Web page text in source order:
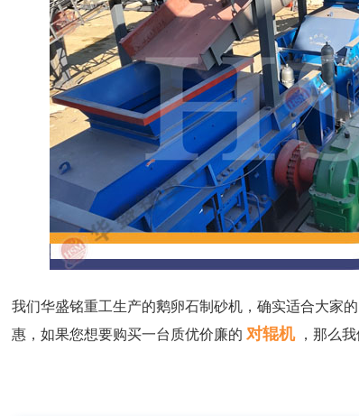
我们华盛铭重工生产的鹅卵石制砂机，确实适合大家
惠，如果您想要购买一台质优价廉的 对辊机 ，那么